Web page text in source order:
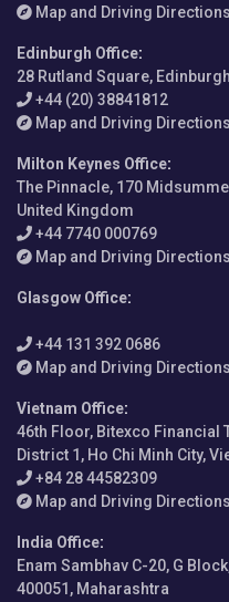
Map and Driving Directions
Edinburgh Office:
28 Rutland Square,
+44 (20) 38841812
Map and Driving Directions
Milton Keynes Office:
The Pinnacle, 170
United Kingdom
+44 7740 000769
Map and Driving Directions
Glasgow Office:
+44 131 392 0686
Map and Driving Directions
Vietnam Office:
46th Floor, Bitexco Financial
District 1, Ho Chi Minh City,
+84 28 44582309
Map and Driving Directions
India Office:
Enam Sambhav C-20, G
400051, Maharashtra